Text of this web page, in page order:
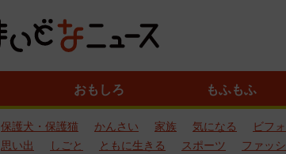
おもしろ もふもふ
保護犬・保護猫 かんさい 家族 気になる ビフ
思い出
しごと ともに生きる スポーツ ファッ